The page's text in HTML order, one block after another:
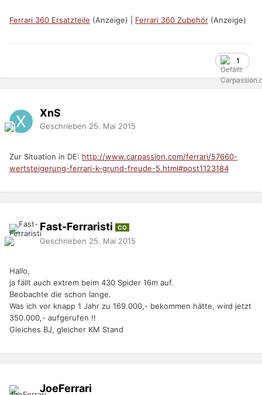
Ferrari 360 Ersatzteile (Anzeige) | Ferrari 360 Zubehör (Anzeige)
1
XnS
Geschrieben 25. Mai 2015
Zur Situation in DE: http://www.carpassion.com/ferrari/57660-
wertsteigerung-ferrari-k-grund-freude-5.html#post1123184
Fast-Ferraristi CO
Geschrieben 25. Mai 2015
Hallo,
ja fällt auch extrem beim 430 Spider 16m auf.
Beobachte die schon lange.
Was ich vor knapp 1 Jahr zu 169.000,- bekommen hätte, wird jetzt
350.000,- aufgerufen !!
Gleiches BJ, gleicher KM Stand
JoeFerrari